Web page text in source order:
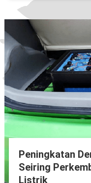
Peningkatan
Seiring
Listrik